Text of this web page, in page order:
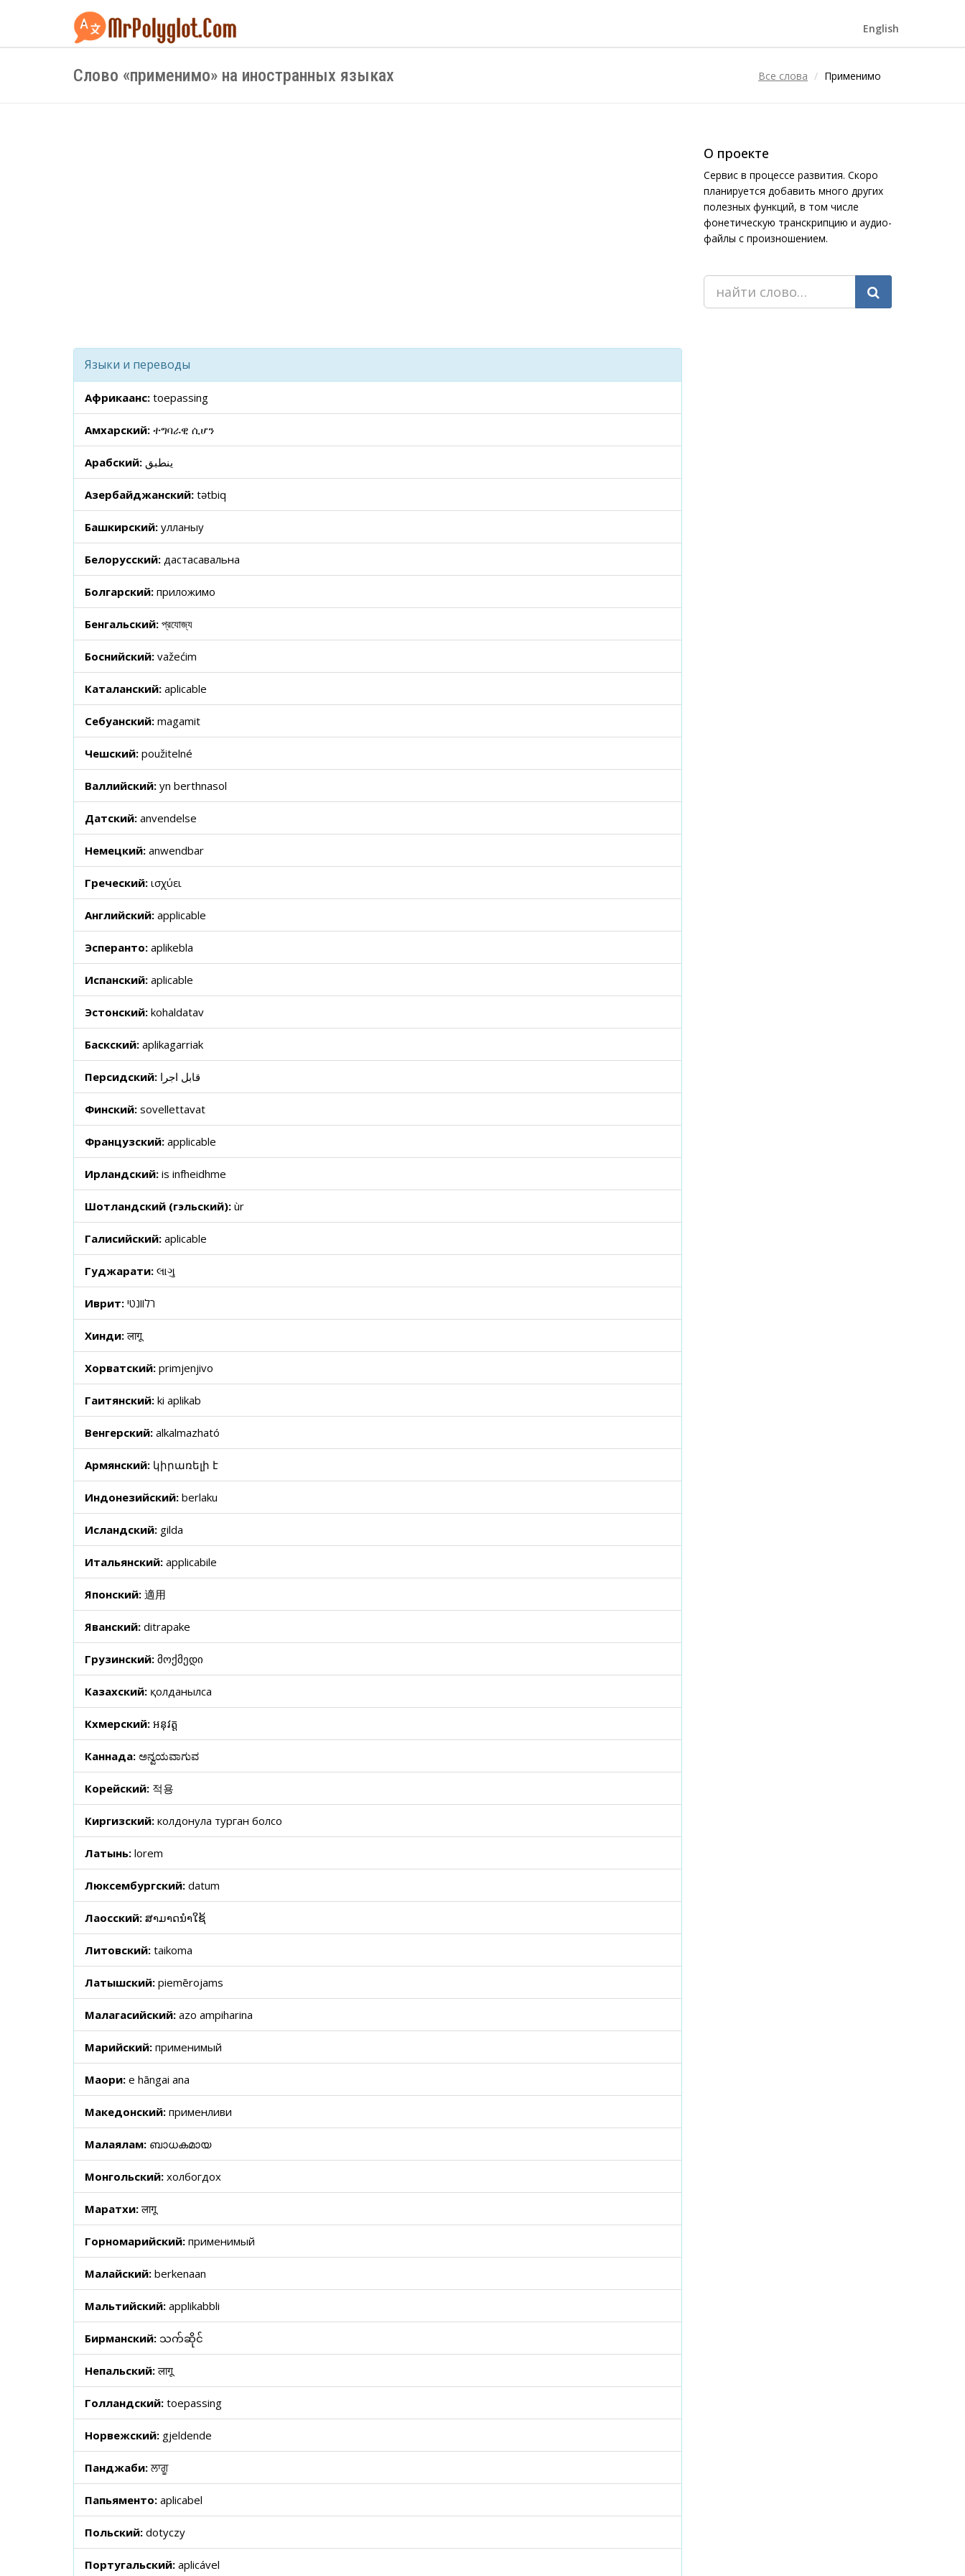
English
Слово «применимо» на иностранных языках Все слова Применимо
Языки и переводы
Африкаанс: toepassing
Амхарский: ተግባራዊ ሲሆን
Арабский: ينطبق
Азербайджанский: tətbiq
Башкирский: ҡулланыу
Белорусский: дастасавальна
Болгарский: приложимо
Бенгальский: প্রযোজ্য
Боснийский: važećim
Каталанский: aplicable
Себуанский: magamit
Чешский: použitelné
Валлийский: yn berthnasol
Датский: anvendelse
Немецкий: anwendbar
Греческий: ισχύει
Английский: applicable
Эсперанто: aplikebla
Испанский: aplicable
Эстонский: kohaldatav
Баскский: aplikagarriak
Персидский: قابل اجرا
Финский: sovellettavat
Французский: applicable
Ирландский: is infheidhme
Шотландский (гэльский): ùr
Галисийский: aplicable
Гуджарати: લાગુ
Иврит: רלוונטי
Хинди:लागू
Хорватский: primjenjivo
Гаитянский: ki aplikab
Венгерский: alkalmazható
Армянский: կիրառելի է
Индонезийский: berlaku
Исландский: gilda
Итальянский: applicabile
Японский: 適用
Яванский: ditrapake
Грузинский: მოქმედი
Казахский: қолданылса
Кхмерский: អនុវត្ត
Каннада: ಅನ್ವಯವಾಗುವ
Корейский: 적용
Киргизский: колдонула турган болсо
Латынь: lorem
Люксембургский: datum
Лаосский: ສາມາດນໍາໃຊ້
Литовский: taikoma
Латышский: piemērojams
Малагасийский: azo ampiharina
Марийский: применимый
Маори: e hāngai ana
Македонский: применливи
Малаялам: ബാധകമായ
Монгольский: холбогдох
Маратхи:लागू
Горномарийский: применимый
Малайский: berkenaan
Мальтийский: applikabbli
Бирманский: သက်ဆိုင်
Непальский:लागू
Голландский: toepassing
Норвежский: gjeldende
Панджаби: ਲਾਗੂ
Папьяменто: aplicabel
Польский: dotyczy
Португальский: aplicável
О проекте
Сервис в процессе развития. Скоро
планируется добавить много других
полезных функций, в том числе
фонетическую транскрипцию и аудио-
файлы с произношением.